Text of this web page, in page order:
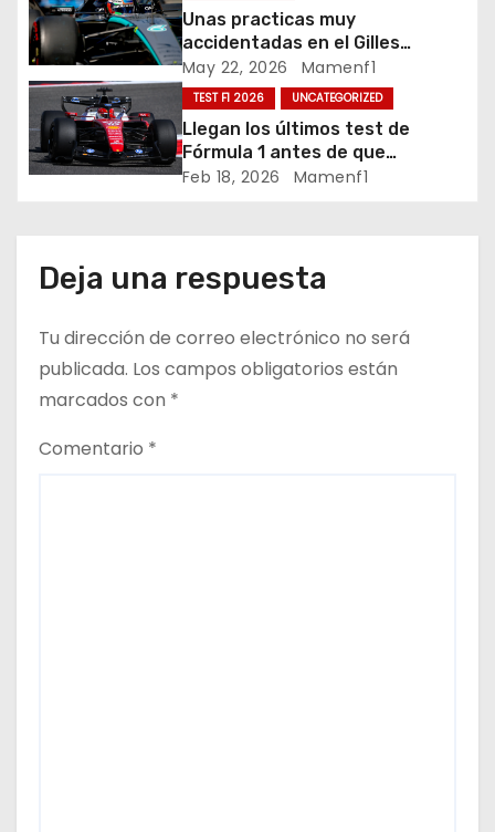
n
d
e
e
t
r
a
d
a
Unas practicas muy
accidentadas en el Gilles
Villeneuve deja a Fernando en
buena posición, ¿será real?… /
Crónica libes 1 GP Canadá
May 22, 2026 Mamenf1
TEST F1 2026 UNCATEGORIZED
Llegan los últimos test de
Fórmula 1 antes de que
comience la nueva temporada
Feb 18, 2026 Mamenf1
Deja una respuesta
Tu dirección de correo electrónico no será
publicada. Los campos obligatorios están
marcados con *
Comentario *